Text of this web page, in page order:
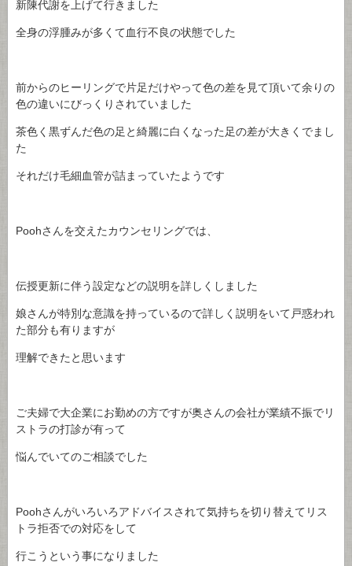
新陳代謝を上げて行きました
全身の浮腫みが多くて血行不良の状態でした
前からのヒーリングで片足だけやって色の差を見て頂いて余りの
色の違いにびっくりされていました
茶色く黒ずんだ色の足と綺麗に白くなった足の差が大きくでまし
た
それだけ毛細血管が詰まっていたようです
Poohさんを交えたカウンセリングでは、
伝授更新に伴う設定などの説明を詳しくしました
娘さんが特別な意識を持っているので詳しく説明をいて戸惑われ
た部分も有りますが
理解できたと思います
ご夫婦で大企業にお勤めの方ですが奥さんの会社が業績不振でリ
ストラの打診が有って
悩んでいてのご相談でした
Poohさんがいろいろアドバイスされて気持ちを切り替えてリス
トラ拒否での対応をして
行こうという事になりました